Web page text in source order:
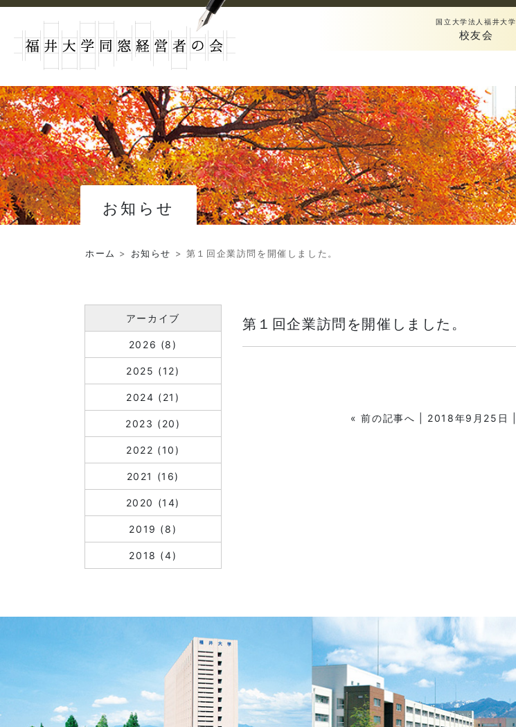
国立大学法人福井大学
校友会
お知らせ
ホーム > お知らせ > 第１回企業訪問を開催しました。
アーカイブ
2026 (8)
2025 (12)
2024 (21)
2023 (20)
2022 (10)
2021 (16)
2020 (14)
2019 (8)
2018 (4)
第１回企業訪問を開催しました。
«前の記事へ | 2018年9月25日 |